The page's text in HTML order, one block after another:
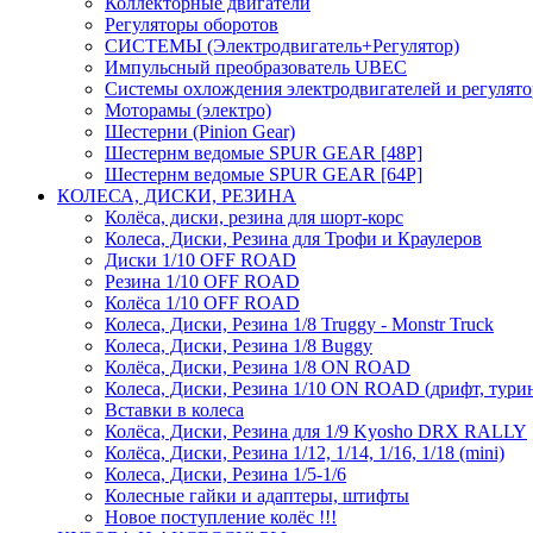
Регуляторы оборотов
СИСТЕМЫ (Электродвигатель+Регулятор)
Импульсный преобразователь UBEC
Системы охлождения электродвигателей и
Моторамы (электро)
Шестерни (Pinion Gear)
Шестернм ведомые SPUR GEAR [48P]
Шестернм ведомые SPUR GEAR [64P]
КОЛЕСА, ДИСКИ, РЕЗИНА
Колёса, диски, резина для шорт-корс
Колеса, Диски, Резина для Трофи и Краулеров
Диски 1/10 OFF ROAD
Резина 1/10 OFF ROAD
Колёса 1/10 OFF ROAD
Колеса, Диски, Резина 1/8 Truggy - Monstr Truck
Колеса, Диски, Резина 1/8 Buggy
Колёса, Диски, Резина 1/8 ON ROAD
Колеса, Диски, Резина 1/10 ON ROAD (дрифт,
Вставки в колеса
Колёса, Диски, Резина для 1/9 Kyosho DRX RALLY
Колёса, Диски, Резина 1/12, 1/14, 1/16, 1/18 (mini)
Колеса, Диски, Резина 1/5-1/6
Колесные гайки и адаптеры, штифты
Новое поступление колёс !!!